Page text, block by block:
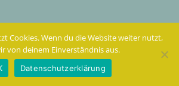
Cookies. Wenn du die Website weiter nutzt,
von deinem Einverständnis aus.
Datenschutzerklärung